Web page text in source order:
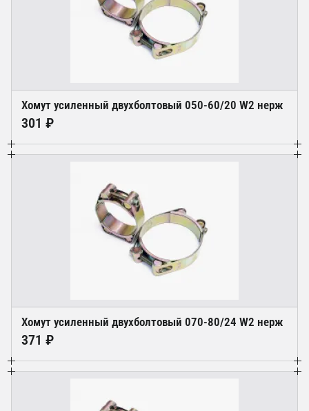
Хомут усиленный двухболтовый 050-60/20 W2 нерж
301 ₽
Хомут усиленный двухболтовый 070-80/24 W2 нерж
371 ₽